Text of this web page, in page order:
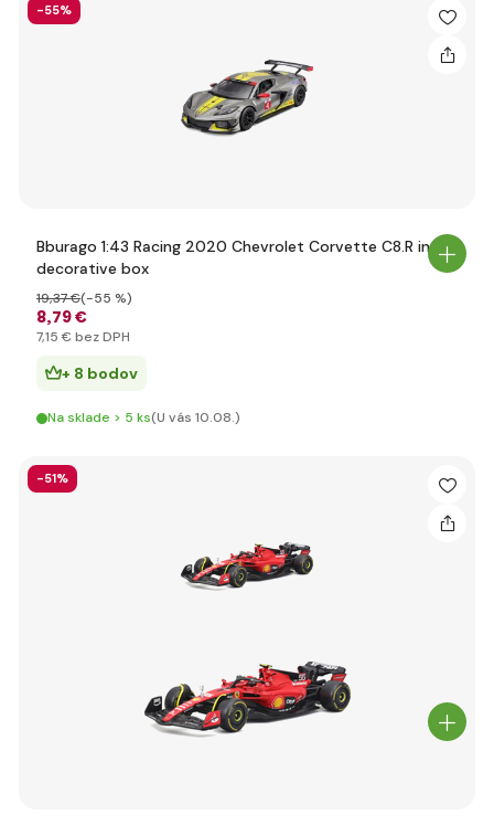
-55%
Bburago 1:43 Racing 2020 Chevrolet Corvette C8.R in
decorative box
8,79 €
19,37 €(-55 %)
7,15 € bez DPH
+ 8 bodov
Na sklade > 5 ks(U vás 10.08.)
-51%